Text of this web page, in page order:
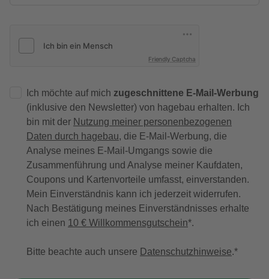
Friendly Captcha
Ich möchte auf mich zugeschnittene E-Mail-Werbung
(inklusive den Newsletter) von hagebau erhalten. Ich
bin mit der Nutzung meiner personenbezogenen
Daten durch hagebau, die E-Mail-Werbung, die
Analyse meines E-Mail-Umgangs sowie die
Zusammenführung und Analyse meiner Kaufdaten,
Coupons und Kartenvorteile umfasst, einverstanden.
Mein Einverständnis kann ich jederzeit widerrufen.
Nach Bestätigung meines Einverständnisses erhalte
ich einen 10 € Willkommensgutschein*.
Bitte beachte auch unsere Datenschutzhinweise.